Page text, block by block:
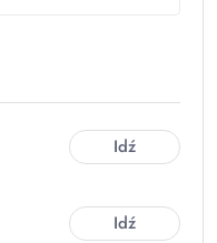
Idź
Idź